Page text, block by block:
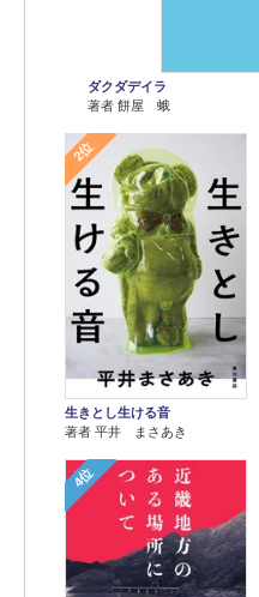
ダクダデイラ
著者 餅屋 蛾
2位
生きとし生ける音
著者 平井 まさあき
4位